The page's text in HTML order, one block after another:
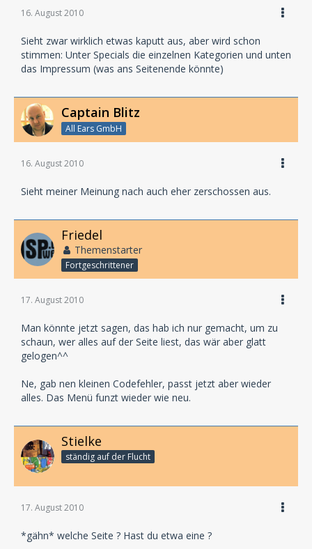
16. August 2010
Sieht zwar wirklich etwas kaputt aus, aber wird schon
stimmen: Unter Specials die einzelnen Kategorien und unten
das Impressum (was ans Seitenende könnte)
Captain Blitz
All Ears GmbH
16. August 2010
Sieht meiner Meinung nach auch eher zerschossen aus.
Friedel
Themenstarter
Fortgeschrittener
17. August 2010
Man könnte jetzt sagen, das hab ich nur gemacht, um zu
schaun, wer alles auf der Seite liest, das wär aber glatt
gelogen^^
Ne, gab nen kleinen Codefehler, passt jetzt aber wieder
alles. Das Menü funzt wieder wie neu.
Stielke
ständig auf der Flucht
17. August 2010
*gähn* welche Seite ? Hast du etwa eine ?